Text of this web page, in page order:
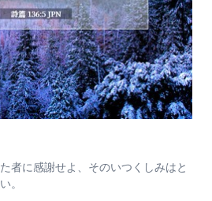
者に感謝せよ、そのいつくしみはと
。